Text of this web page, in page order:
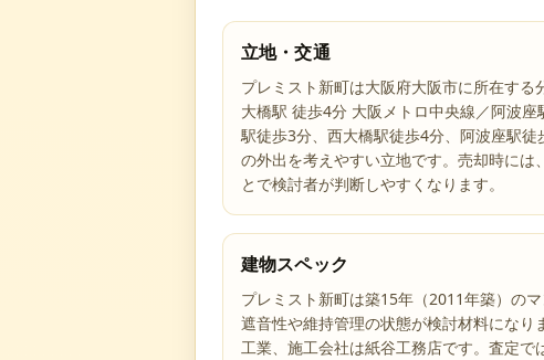
立地・交通
プレミスト新町は大阪府大阪市に所在す
大橋駅 徒歩4分 大阪メトロ中央線／阿波
駅徒歩3分、西大橋駅徒歩4分、阿波座駅
の外出を考えやすい立地です。売却時に
とで検討者が判断しやすくなります。
建物スペック
プレミスト新町は築15年（2011年築）の
遮音性や維持管理の状態が検討材料にな
工業、施工会社は紙谷工務店です。査定